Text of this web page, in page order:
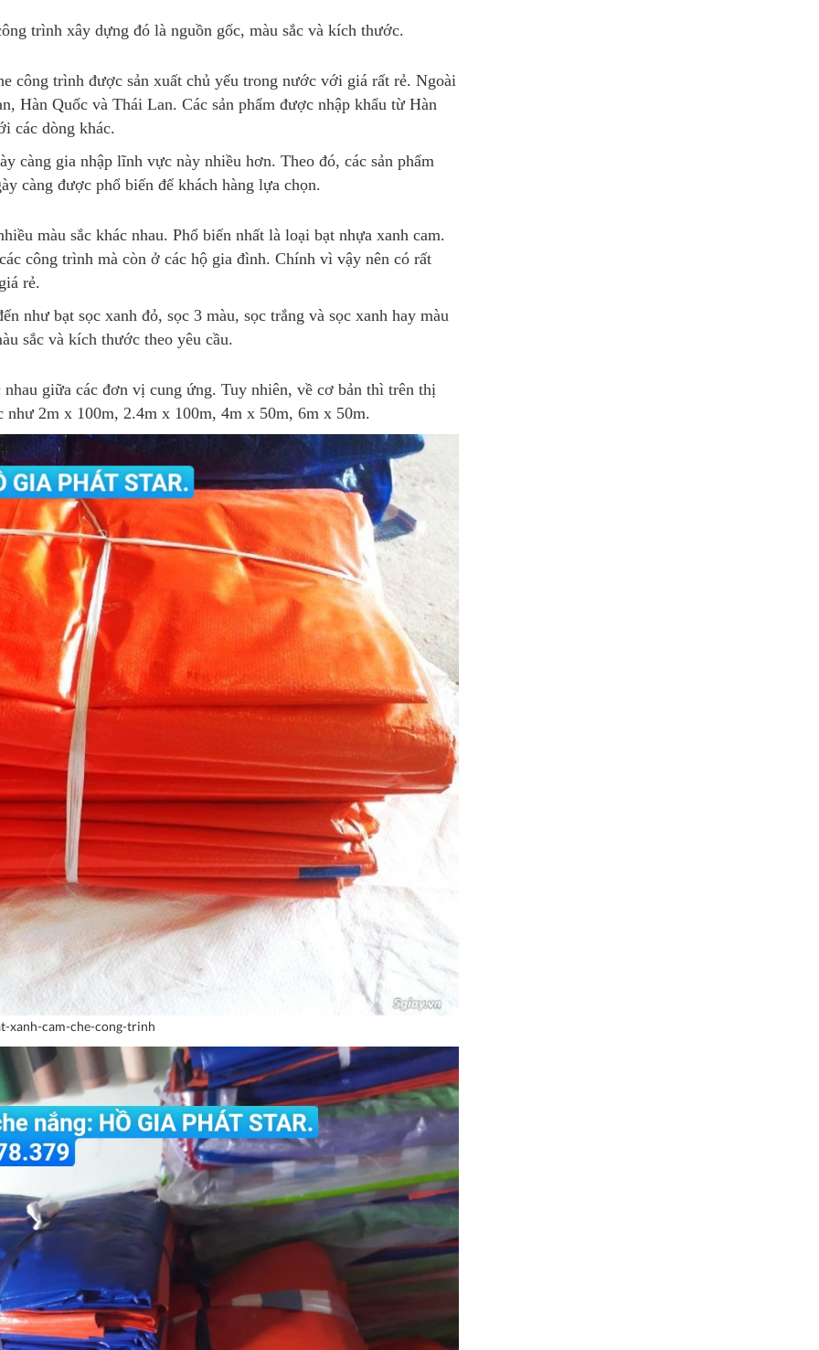
trình xây dựng đó là nguồn gốc, màu sắc và kích thước.
công trình được sản xuất chủ yếu trong nước với giá rất rẻ. Ngoài
Hàn Quốc và Thái Lan. Các sản phẩm được nhập khẩu từ Hàn
các dòng khác.
càng gia nhập lĩnh vực này nhiều hơn. Theo đó, các sản phẩm
càng được phổ biến để khách hàng lựa chọn.
màu sắc khác nhau. Phổ biến nhất là loại bạt nhựa xanh cam.
công trình mà còn ở các hộ gia đình. Chính vì vậy nên có rất
rẻ.
như bạt sọc xanh đỏ, sọc 3 màu, sọc trắng và sọc xanh hay màu
sắc và kích thước theo yêu cầu.
giữa các đơn vị cung ứng. Tuy nhiên, về cơ bản thì trên thị
2m x 100m, 2.4m x 100m, 4m x 50m, 6m x 50m.
xanh-cam-che-cong-trinh